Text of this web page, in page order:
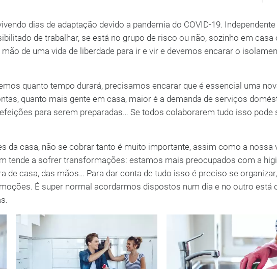
dias de adaptação devido a pandemia do COVID-19.
de trabalhar, se está no grupo de risco ou não, sozinho em casa
de uma vida de liberdade para ir e vir e devemos encarar o
quanto tempo durará, precisamos encarar que é essencial uma
quanto mais gente em casa, maior é a demanda de serviços
para serem preparadas… Se todos colaborarem tudo isso pode
da casa, não se cobrar tanto é muito importante, assim como a nossa
tende a sofrer transformações: estamos mais preocupados com a
de casa, das mãos… Para dar conta de tudo isso é preciso se
É super normal acordarmos dispostos num dia e no outro está